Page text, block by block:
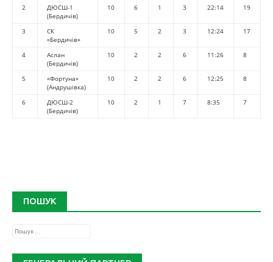
2
ДЮСШ-1
(Бердичів)
10 6 1 3 22:14 19
3
СК
«Бердичів»
10 5 2 3 12:24 17
4
Аслан
(Бердичів)
10 2 2 6 11:26 8
5
«Фортуна»
(Андрушівка)
10 2 2 6 12:25 8
6
ДЮСШ-2
(Бердичів)
10 2 1 7 8:35 7
ПОШУК
Пошук: